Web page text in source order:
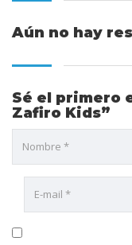
Aún no hay
Sé el primero
Zafiro Kids”